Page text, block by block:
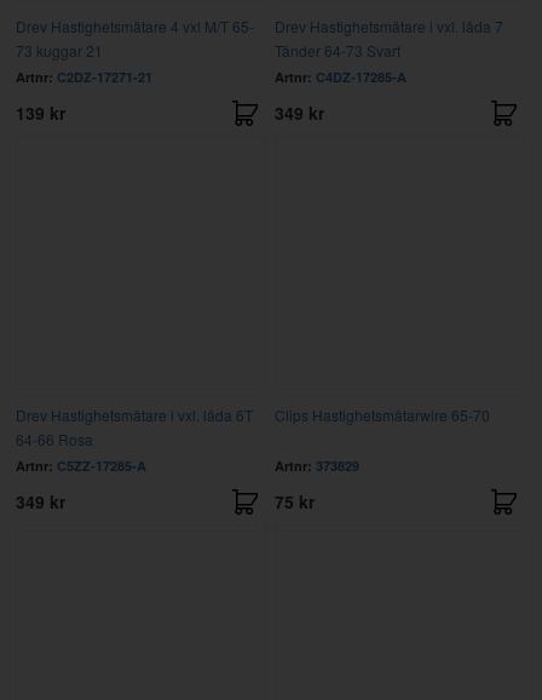
Drev Hastighetsmätare 4 vxl M/T 65-
73 kuggar 21
Artnr: C2DZ-17271-21
139 kr
Drev Hastighetsmätare i vxl. låda 7
Tänder 64-73 Svart
Artnr: C4DZ-17285-A
349 kr
Drev Hastighetsmätare i vxl. låda 6T
64-66 Rosa
Artnr: C5ZZ-17285-A
349 kr
Clips Hastighetsmätarwire 65-70
Artnr: 373829
75 kr